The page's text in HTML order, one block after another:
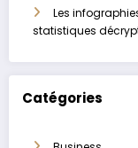
Les
statistiques
Catégories